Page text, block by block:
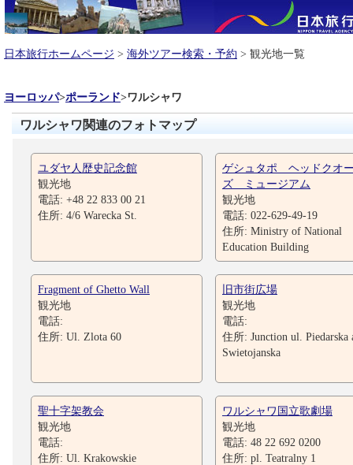
日本旅行ホームページ > 海外ツアー検索・予約 > 観光地一覧
ヨーロッパ>ポーランド>ワルシャワ
ワルシャワ関連のフォトマップ
ユダヤ人歴史記念館
観光地
電話: +48 22 833 00 21
住所: 4/6 Warecka St.
ゲシュタポ ヘッドクオ
ズ ミュージアム
観光地
電話: 022-629-49-19
住所: Ministry of National
Education Building
Fragment of Ghetto Wall
観光地
電話:
住所: Ul. Zlota 60
旧市街広場
観光地
電話:
住所: Junction ul. Piedarska
Swietojanska
聖十字架教会
観光地
電話:
住所: Ul. Krakowskie
ワルシャワ国立歌劇場
観光地
電話: 48 22 692 0200
住所: pl. Teatralny 1